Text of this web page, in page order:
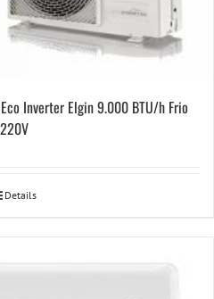
Inverter Elgin 9.000 BTU/h Frio
220V
Details